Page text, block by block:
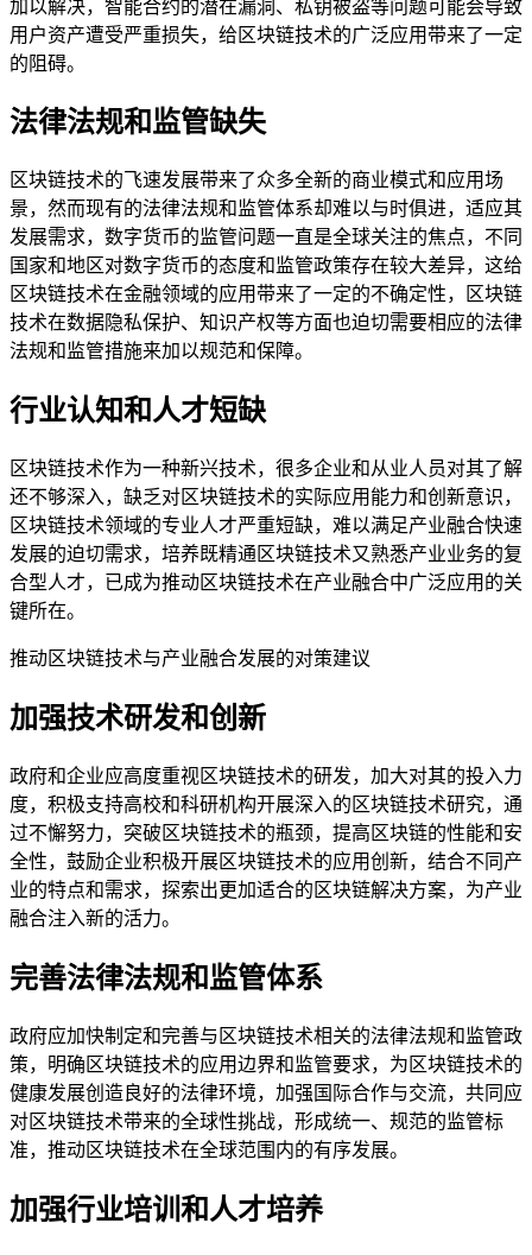
加以解决，智能合约的潜在漏洞、私钥被盗等问题可能会导致
用户资产遭受严重损失，给区块链技术的广泛应用带来了一定
的阻碍。
法律法规和监管缺失
区块链技术的飞速发展带来了众多全新的商业模式和应用场
景，然而现有的法律法规和监管体系却难以与时俱进，适应其
发展需求，数字货币的监管问题一直是全球关注的焦点，不同
国家和地区对数字货币的态度和监管政策存在较大差异，这给
区块链技术在金融领域的应用带来了一定的不确定性，区块链
技术在数据隐私保护、知识产权等方面也迫切需要相应的法律
法规和监管措施来加以规范和保障。
行业认知和人才短缺
区块链技术作为一种新兴技术，很多企业和从业人员对其了解
还不够深入，缺乏对区块链技术的实际应用能力和创新意识，
区块链技术领域的专业人才严重短缺，难以满足产业融合快速
发展的迫切需求，培养既精通区块链技术又熟悉产业业务的复
合型人才，已成为推动区块链技术在产业融合中广泛应用的关
键所在。
推动区块链技术与产业融合发展的对策建议
加强技术研发和创新
政府和企业应高度重视区块链技术的研发，加大对其的投入力
度，积极支持高校和科研机构开展深入的区块链技术研究，通
过不懈努力，突破区块链技术的瓶颈，提高区块链的性能和安
全性，鼓励企业积极开展区块链技术的应用创新，结合不同产
业的特点和需求，探索出更加适合的区块链解决方案，为产业
融合注入新的活力。
完善法律法规和监管体系
政府应加快制定和完善与区块链技术相关的法律法规和监管政
策，明确区块链技术的应用边界和监管要求，为区块链技术的
健康发展创造良好的法律环境，加强国际合作与交流，共同应
对区块链技术带来的全球性挑战，形成统一、规范的监管标
准，推动区块链技术在全球范围内的有序发展。
加强行业培训和人才培养